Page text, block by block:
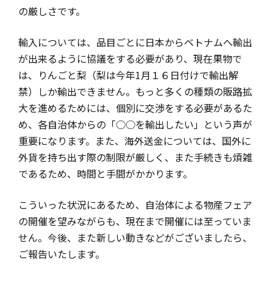
の厳しさです。
輸入については、品目ごとに日本からベトナムへ輸出
が出来るように協議をする必要があり、現在果物で
は、りんごと梨（梨は今年1月１６日付けで輸出解
禁）しか輸出できません。もっと多くの種類の販路拡
大を進めるためには、個別に交渉をする必要があるた
め、各自治体からの「○○を輸出したい」という声が
重要になります。また、海外送金については、国外に
外貨を持ち出す際の制限が厳しく、また手続きも煩雑
であるため、時間と手間がかかります。
こういった状況にあるため、自治体による物産フェア
の開催を望みながらも、現在まで開催には至っていま
せん。今後、また新しい動きなどがございましたら、
ご報告いたします。